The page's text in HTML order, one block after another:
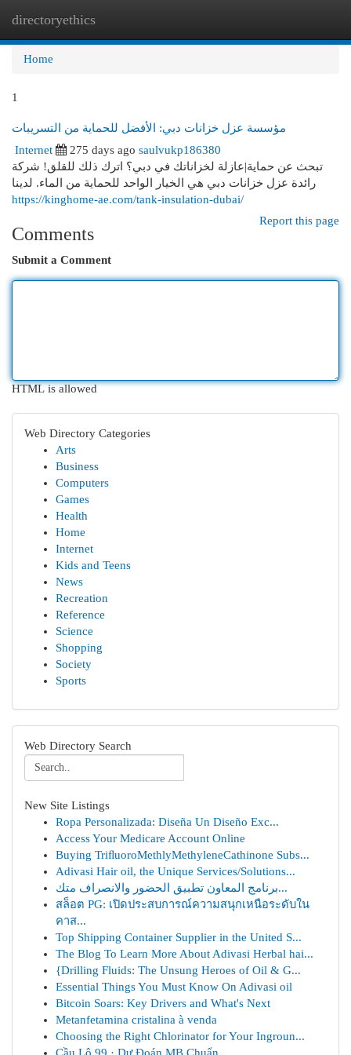
directoryethics
Home
1
مؤسسة عزل خزانات دبي: الأفضل للحماية من التسريبات
Internet
275 days ago saulvukp186380
تبحث عن حماية|عازلة لخزاناتك في دبي؟ اترك ذلك للقلق! شركة
رائدة عزل خزانات دبي هي الخيار الواحد للحماية من الماء. لدينا
https://kinghome-ae.com/tank-insulation-dubai/
Report this page
Comments
Submit a Comment
HTML is allowed
Web Directory Categories
Arts
Business
Computers
Games
Health
Home
Internet
Kids and Teens
News
Recreation
Reference
Science
Shopping
Society
Sports
Web Directory Search
New Site Listings
Ropa Personalizada: Diseña Un Diseño Exc...
Access Your Medicare Account Online
Buying TriﬂuoroMethlyMethyleneCathinone Subs...
Adivasi Hair oil, the Unique Services/Solutions...
برنامج المعاون تطبيق الحضور والانصراف متك...
สล็อต PG: เปิดประสบการณ์ความสนุกเหนือระดับใน
คาส...
Top Shipping Container Supplier in the United S...
The Blog To Learn More About Adivasi Herbal hai...
{Drilling Fluids: The Unsung Heroes of Oil & G...
Essential Things You Must Know On Adivasi oil
Bitcoin Soars: Key Drivers and What's Next
Metanfetamina cristalina à venda
Choosing the Right Chlorinator for Your Ingroun...